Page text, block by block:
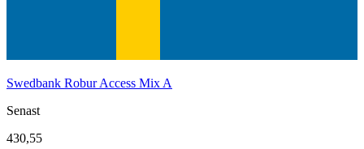
Swedbank Robur Access Mix A
Senast
430,55